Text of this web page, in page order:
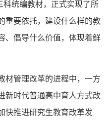
科统编教材，正式实现了所
重要依托，建设什么样的教
、倡导什么价值，体现着鲜
材管理改革的进程中，一方
新时代普通高中育人方式改
快推进研究生教育改革发